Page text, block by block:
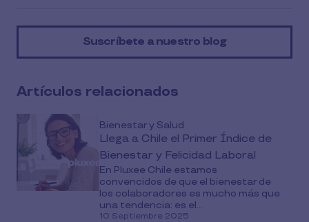
on
Suscríbete a nuestro blog
Artículos relacionados
Bienestar y Salud
Llega a Chile el Primer Índice de
Bienestar y Felicidad Laboral
En Pluxee Chile estamos
convencidos de que el bienestar de
los colaboradores es mucho más que
una tendencia: es el...
10 Septiembre 2025